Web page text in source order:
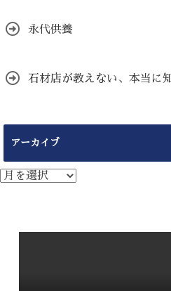
永代供養
石材店が教えない、本当に
アーカイブ
ア
ー